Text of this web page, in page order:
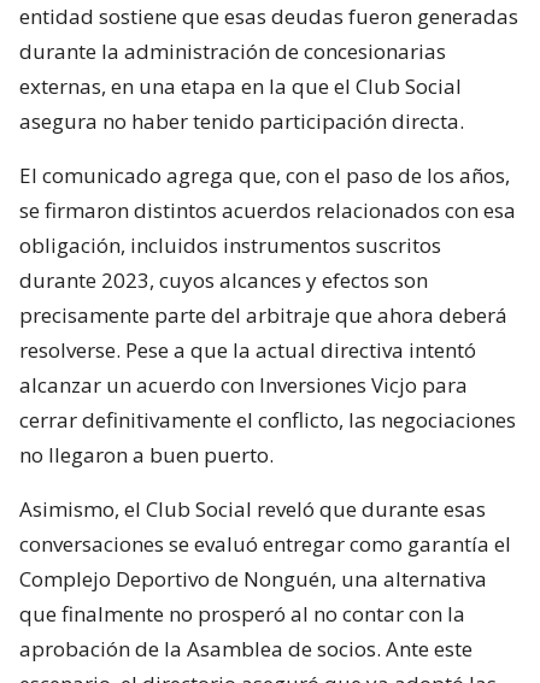
entidad sostiene que esas deudas fueron generadas
durante la administración de concesionarias
externas, en una etapa en la que el Club Social
asegura no haber tenido participación directa.
El comunicado agrega que, con el paso de los años,
se firmaron distintos acuerdos relacionados con esa
obligación, incluidos instrumentos suscritos
durante 2023, cuyos alcances y efectos son
precisamente parte del arbitraje que ahora deberá
resolverse. Pese a que la actual directiva intentó
alcanzar un acuerdo con Inversiones Vicjo para
cerrar definitivamente el conflicto, las negociaciones
no llegaron a buen puerto.
Asimismo, el Club Social reveló que durante esas
conversaciones se evaluó entregar como garantía el
Complejo Deportivo de Nonguén, una alternativa
que finalmente no prosperó al no contar con la
aprobación de la Asamblea de socios. Ante este